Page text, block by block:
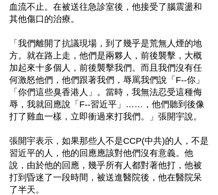
血流不止。在被送往急診室後，他接受了腦震盪和
其他傷口的治療。
「我們離開了抗議現場，到了幾乎是荒無人煙的地
方。就在路上走，他們是兩夥人，前後襲擊，大概
加起來十多個人，前後襲擊我們。而且我們沒有任
何激怒他們，他們跟著我們，辱罵我們說「F--你」
「你們這些臭香港人」。當時，我無法忍受這種侮
辱，我就回應說「F--習近平」……，他們聽到後像
打了雞血一樣，立即衝過來打我們。」張開宇說。
張開宇表示，如果那些人不是CCP(中共)的人，不是
習近平的人，他的回應應該對他們沒有意義。他
說，由於他的回應，幾乎所有人都對著他打，他被
打到昏迷了一段時間，被送進醫院後，他在醫院呆
了半天。